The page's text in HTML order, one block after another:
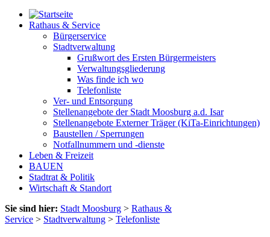
Rathaus & Service
Bürgerservice
Stadtverwaltung
Grußwort des Ersten Bürgermeisters
Verwaltungsgliederung
Was finde ich wo
Telefonliste
Ver- und Entsorgung
Stellenangebote der Stadt Moosburg a.d. Isar
Stellenangebote Externer Träger (KiTa-Einrichtungen)
Baustellen / Sperrungen
Notfallnummern und -dienste
Leben & Freizeit
BAUEN
Stadtrat & Politik
Wirtschaft & Standort
Sie sind hier: Stadt Moosburg > Rathaus &
Service > Stadtverwaltung > Telefonliste